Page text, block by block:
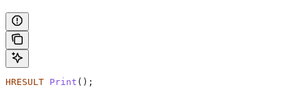
HRESULT Print ();